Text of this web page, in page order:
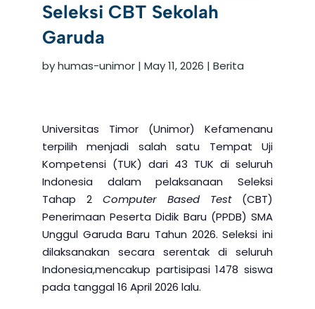
Seleksi CBT Sekolah
Garuda
byhumas-unimor| May 11, 2026 | Berita
Universitas Timor (Unimor) Kefamenanu
terpilih menjadi salah satu Tempat Uji
Kompetensi (TUK) dari 43 TUK di seluruh
Indonesia dalam pelaksanaan Seleksi
Tahap 2 Computer Based Test(CBT)
Penerimaan Peserta Didik Baru (PPDB) SMA
Unggul Garuda Baru Tahun 2026. Seleksi ini
dilaksanakan secara serentak di seluruh
Indonesia,mencakup partisipasi 1478 siswa
pada tanggal 16 April 2026 lalu.